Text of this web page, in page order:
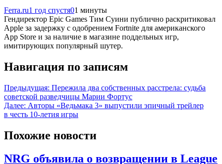
Ferra.ru1 год спустя01 минуты
Гендиректор Epic Games Тим Суини публично раскритиковал
Apple за задержку с одобрением Fortnite для американского
App Store и за наличие в магазине поддельных игр,
имитирующих популярный шутер.
Навигация по записям
Предыдущая: Пережила два собственных расстрела: судьба
советской разведчицы Марии Фортус
Далее: Авторы «Ведьмака 3» выпустили эпичный трейлер
в честь 10-летия игры
Похожие новости
NRG объявила о возвращении в League